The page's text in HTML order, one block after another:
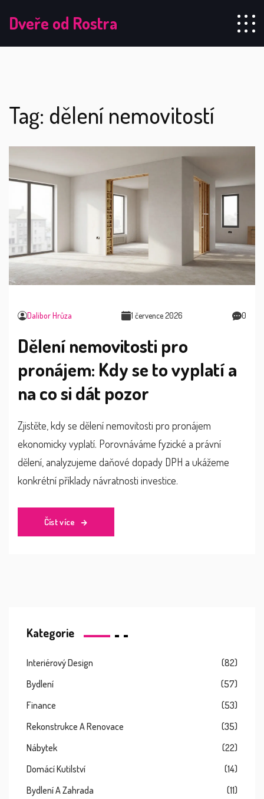
Dveře od Rostra
Tag: dělení nemovitostí
Dalibor Hrůza 1 července 2026 0
Dělení nemovitosti pro
pronájem: Kdy se to vyplatí a
na co si dát pozor
Zjistěte, kdy se dělení nemovitosti pro pronájem
ekonomicky vyplatí. Porovnáváme fyzické a právní
dělení, analyzujeme daňové dopady DPH a ukážeme
konkrétní příklady návratnosti investice.
Číst více
Kategorie
Interiérový Design
(82)
Bydlení
(57)
Finance
(53)
Rekonstrukce A Renovace
(35)
Nábytek
(22)
Domácí Kutilství
(14)
Bydlení A Zahrada
(11)